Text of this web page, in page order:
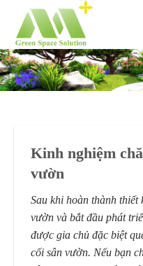
content
Kinh nghiệm
vườn
Sau khi hoàn thành thiết
vườn và bắt đầu phát
được gia chủ đặc biệt
cối sân vườn. Nếu bạn